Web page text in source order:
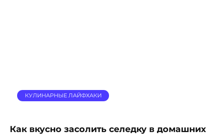
КУЛИНАРНЫЕ ЛАЙФХАКИ
Как вкусно засолить селедку в домашних